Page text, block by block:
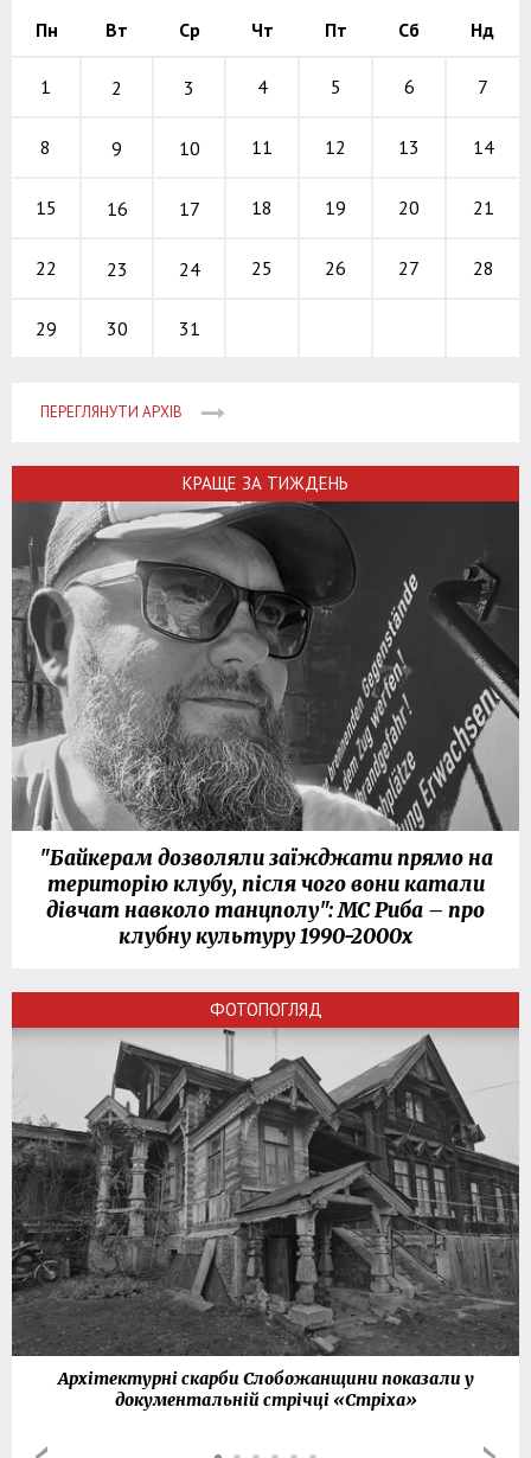
Пн Вт Ср Чт Пт Сб Нд
1 2 3 4 5 6 7
8 9 10 11 12 13 14
15 16 17 18 19 20 21
22 23 24 25 26 27 28
29 30 31
ПЕРЕГЛЯНУТИ АРХІВ
КРАЩЕ ЗА ТИЖДЕНЬ
"Байкерам дозволяли заїжджати прямо на
територію клубу, після чого вони катали
дівчат навколо танцполу": МС Риба – про
клубну культуру 1990-2000х
ФОТОПОГЛЯД
Архітектурні скарби Слобожанщини показали у
документальній стрічці «Стріха»